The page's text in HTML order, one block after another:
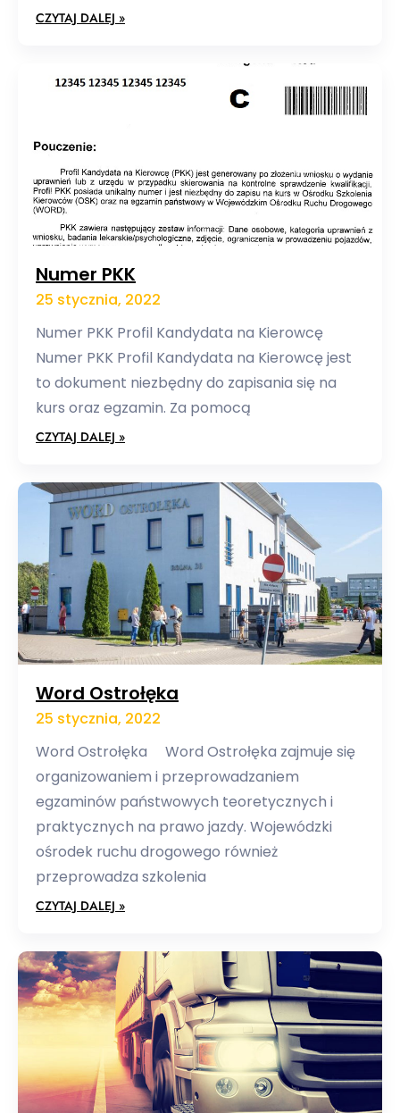
CZYTAJ DALEJ »
Numer PKK
25 stycznia, 2022
Numer PKK Profil Kandydata na Kierowcę
Numer PKK Profil Kandydata na Kierowcę jest
to dokument niezbędny do zapisania się na
kurs oraz egzamin. Za pomocą
CZYTAJ DALEJ »
Word Ostrołęka
25 stycznia, 2022
Word Ostrołęka Word Ostrołęka zajmuje się
organizowaniem i przeprowadzaniem
egzaminów państwowych teoretycznych i
praktycznych na prawo jazdy. Wojewódzki
ośrodek ruchu drogowego również
przeprowadza szkolenia
CZYTAJ DALEJ »